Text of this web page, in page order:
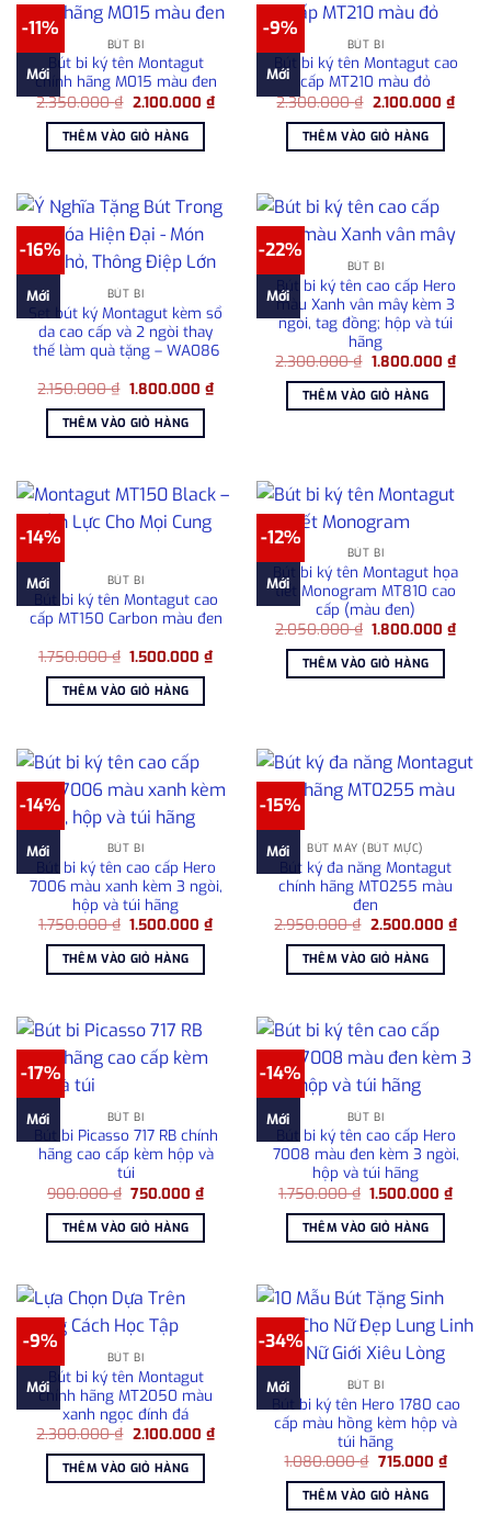
-11%
Mới
BÚT BI
Bút bi ký tên Montagut
chính hãng M015 màu đen
2.350.000₫ Giá
là:
2.350.000 ₫.
2.100.000 ₫Giá
hiện
2.100.000 ₫.
THÊM VÀO GIỎ HÀNG
-9%
Mới
BÚT BI
Bút bi ký tên Montagut cao
cấp MT210 màu đỏ
2.300.000₫ Giá
là:
2.300.000 ₫.
2.100.000 ₫Giá
hiện
THÊM VÀO GIỎ HÀNG
-16%
Mới BÚT BI
Set bút ký Montagut kèm sổ
da cao cấp và 2 ngòi thay
thế làm quà tặng – WA086
2.150.000₫ Giá
là:
2.150.000 ₫.
1.800.000 ₫Giá
hiện
THÊM VÀO GIỎ HÀNG
-22%
Mới
BÚT BI
Bút bi ký tên cao cấp Hero
màu Xanh vân mây kèm 3
ngòi, tag đồng; hộp và túi
hãng
2.300.000₫ Giá
là:
2.300.000 ₫.
1.800.000 ₫Giá
hiện
THÊM VÀO GIỎ HÀNG
-14%
Mới BÚT BI
Bút bi ký tên Montagut cao
cấp MT150 Carbon màu đen
1.750.000₫ Giá
là:
1.750.000 ₫.
1.500.000₫Giá
hiện
THÊM VÀO GIỎ HÀNG
-12%
Mới
BÚT BI
Bút bi ký tên Montagut họa
tiết Monogram MT810 cao
cấp (màu đen)
2.050.000₫ Giá
là:
2.050.000 ₫.
1.800.000₫Giá
hiện
THÊM VÀO GIỎ HÀNG
-14%
Mới BÚT BI
Bút bi ký tên cao cấp Hero
7006 màu xanh kèm 3 ngòi,
hộp và túi hãng
1.750.000₫ Giá
là:
1.750.000 ₫.
1.500.000₫Giá
1.500.000 ₫.
THÊM VÀO GIỎ HÀNG
-15%
Mới BÚT MÁY (BÚT MỰC)
Bút ký đa năng Montagut
chính hãng MT0255 màu
đen
2.950.000₫ Giá
là:
2.950.000 ₫.
2.500.000 ₫Giá
THÊM VÀO GIỎ HÀNG
-17%
Mới BÚT BI
Bút bi Picasso 717 RB chính
hãng cao cấp kèm hộp và
túi
900.000₫ Giá
là:
900.000 ₫.
750.000₫Giá
hiện
750.000 ₫.
THÊM VÀO GIỎ HÀNG
-14%
Mới BÚT BI
Bút bi ký tên cao cấp Hero
7008 màu đen kèm 3 ngòi,
hộp và túi hãng
1.750.000₫ Giá
là:
1.750.000 ₫.
1.500.000₫Giá
hiện
THÊM VÀO GIỎ HÀNG
-9%
Mới
BÚT BI
Bút bi ký tên Montagut
chính hãng MT2050 màu
xanh ngọc đính đá
2.300.000₫ Giá
là:
2.300.000 ₫.
2.100.000 ₫Giá
hiện
2.100.000 ₫.
THÊM VÀO GIỎ HÀNG
-34%
Mới BÚT BI
Bút bi ký tên Hero 1780 cao
cấp màu hồng kèm hộp và
túi hãng
1.080.000₫ Giá
là:
1.080.000 ₫.
715.000 ₫Giá
hiện
THÊM VÀO GIỎ HÀNG